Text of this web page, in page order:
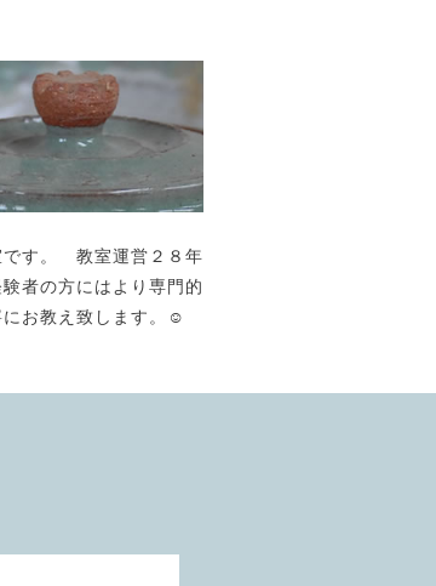
す。 教室運営２８年
者の方にはより専門的
にお教え致します。☺️